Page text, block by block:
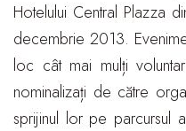
Hotelului Central Plazza
decembrie 2013.
loc cât mai mulți
nominalizați de către
sprijinul lor pe parcursul